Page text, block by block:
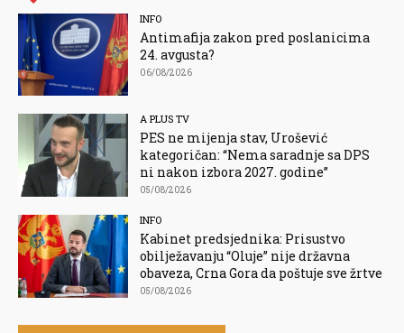
INFO
Antimafija zakon pred poslanicima
24. avgusta?
06/08/2026
A PLUS TV
PES ne mijenja stav, Urošević
kategoričan: “Nema saradnje sa DPS
ni nakon izbora 2027. godine”
05/08/2026
INFO
Kabinet predsjednika: Prisustvo
obilježavanju “Oluje” nije državna
obaveza, Crna Gora da poštuje sve žrtve
05/08/2026